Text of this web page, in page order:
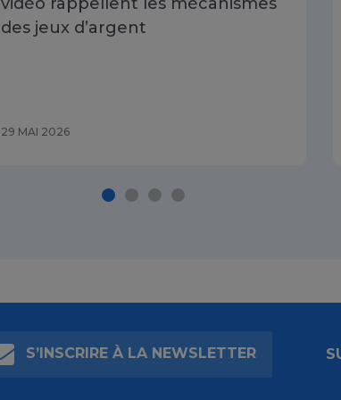
des jeux d’argent
29 MAI 2026
S’INSCRIRE À LA NEWSLETTER